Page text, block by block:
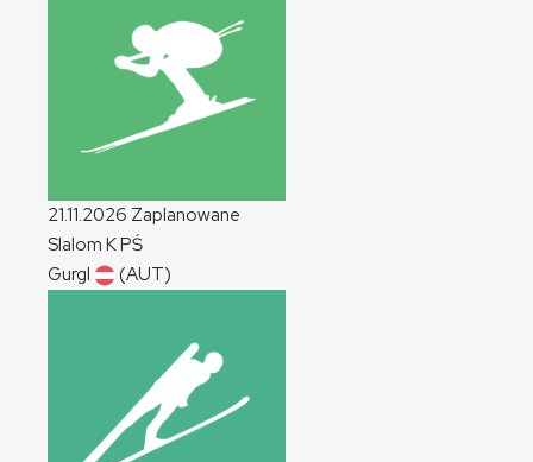
21.11.2026 Zaplanowane
Slalom KPŚ
Gurgl
(AUT)